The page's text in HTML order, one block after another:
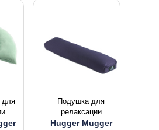
для
Подушка для
релаксации
Hugger Mugger